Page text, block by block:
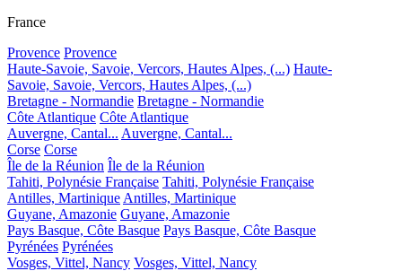
France
Provence Provence
Haute-Savoie, Savoie, Vercors, Hautes Alpes, (...) Haute-
Savoie, Savoie, Vercors, Hautes Alpes, (...)
Bretagne - Normandie Bretagne - Normandie
Côte Atlantique Côte Atlantique
Auvergne, Cantal... Auvergne, Cantal...
Corse Corse
Île de la Réunion Île de la Réunion
Tahiti, Polynésie Française Tahiti, Polynésie Française
Antilles, Martinique Antilles, Martinique
Guyane, Amazonie Guyane, Amazonie
Pays Basque, Côte Basque Pays Basque, Côte Basque
Pyrénées Pyrénées
Vosges, Vittel, Nancy Vosges, Vittel, Nancy